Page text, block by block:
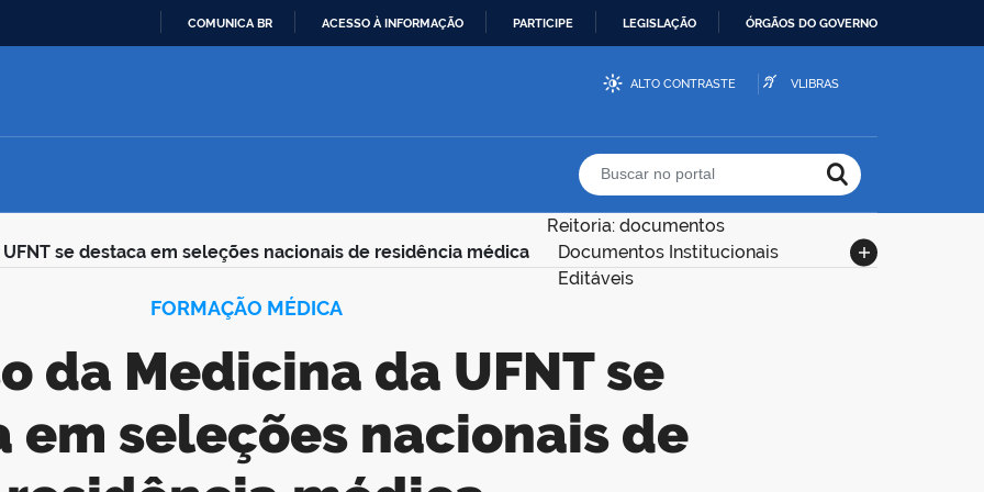
CONTEÚDO
COMUNICA BR ACESSO À INFORMAÇÃO PARTICIPE LEGISLAÇÃO ÓRGÃOS DO GOVERNO
ALTO CONTRASTE VLIBRAS
Buscar no portal
se destaca em seleções nacionais de residência médica
Reitoria: documentos
Documentos Institucionais
Editáveis
FORMAÇÃO MÉDICA
em seleções nacionais de